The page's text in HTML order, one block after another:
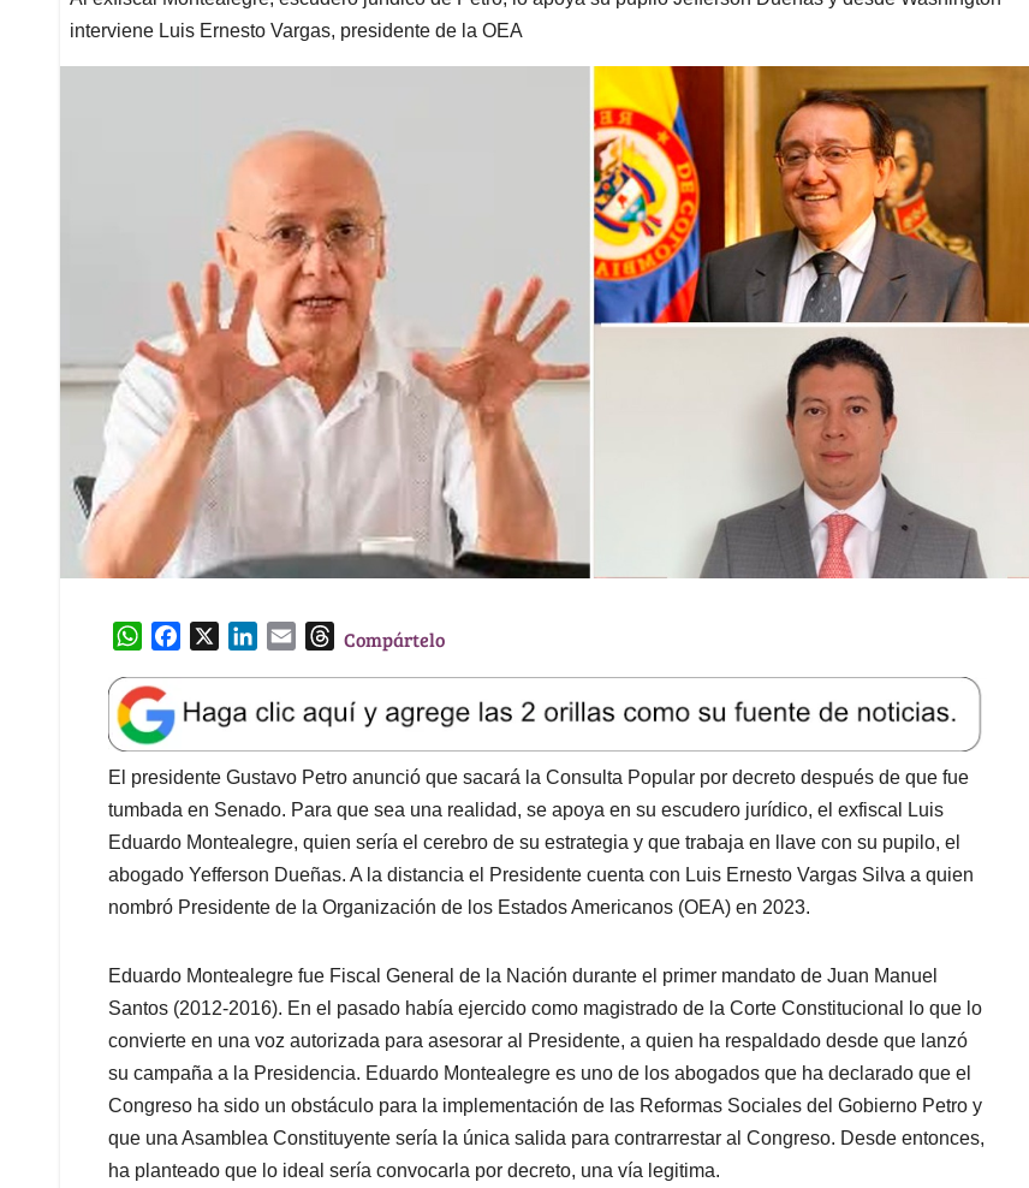
interviene Luis Ernesto Vargas, presidente de la OEA
W
a
t
s
A
p
p
e
b
o
o
k
k
e
d
I
n
l
T
e
a
d
s
Compártelo
El presidente Gustavo Petro anunció que sacará la Consulta Popular por decreto después de que fue
tumbada en Senado. Para que sea una realidad, se apoya en su escudero jurídico, el exfiscal Luis
Eduardo Montealegre, quien sería el cerebro de su estrategia y que trabaja en llave con su pupilo, el
abogado Yefferson Dueñas. A la distancia el Presidente cuenta con Luis Ernesto Vargas Silva a quien
nombró Presidente de la Organización de los Estados Americanos (OEA) en 2023.
Eduardo Montealegre fue Fiscal General de la Nación durante el primer mandato de Juan Manuel
Santos (2012-2016). En el pasado había ejercido como magistrado de la Corte Constitucional lo que lo
convierte en una voz autorizada para asesorar al Presidente, a quien ha respaldado desde que lanzó
su campaña a la Presidencia. Eduardo Montealegre es uno de los abogados que ha declarado que el
Congreso ha sido un obstáculo para la implementación de las Reformas Sociales del Gobierno Petro y
que una Asamblea Constituyente sería la única salida para contrarrestar al Congreso. Desde entonces,
ha planteado que lo ideal sería convocarla por decreto, una vía legitima.